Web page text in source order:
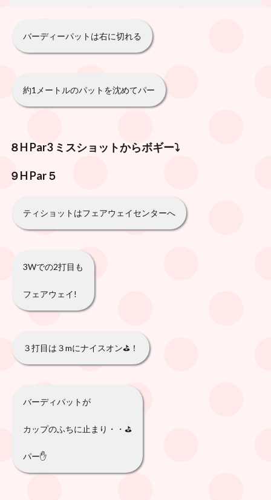
バーディーパットは右に切れる
約1メートルのパットを沈めてパー
８H Par3 ミスショットからボギー⤵️
９H Par５
ティショットはフェアウェイセンターへ
3Wでの2打目も
フェアウェイ!
３打目は３mにナイスオン⛳️！
バーディパットが
カップのふちに止まり・・⛳️
パー✋